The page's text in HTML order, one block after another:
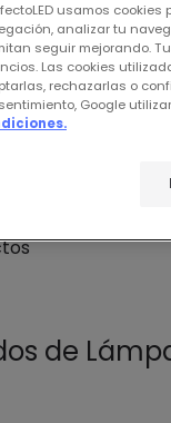
de
usamos
analizar tu
seguir mejorando.
Las cookies
rechazarlas o
Google